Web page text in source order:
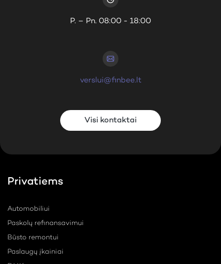
P. – Pn. 08:00 - 18:00
verslui@finbee.lt
Visi kontaktai
Privatiems
Automobiliui
Paskolų refinansavimui
Būsto remontui
Paslaugų įkainiai